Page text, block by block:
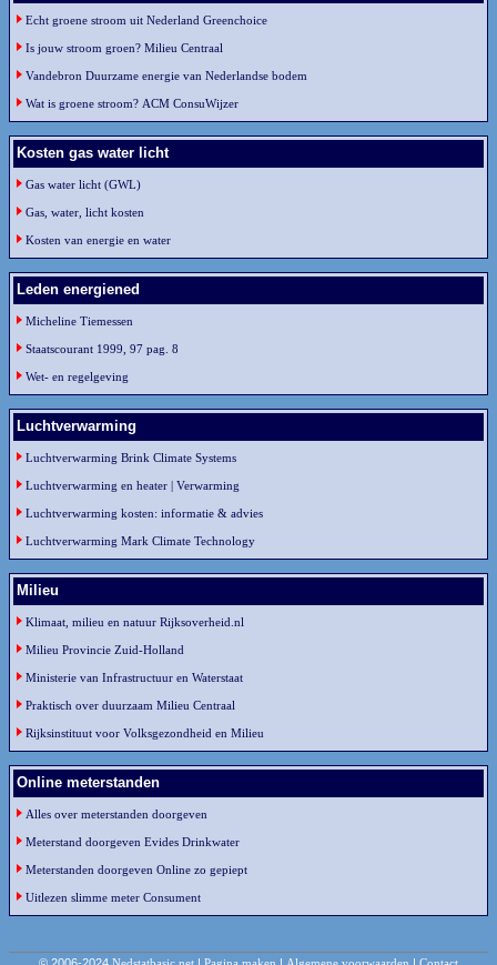
Echt groene stroom uit Nederland Greenchoice
Is jouw stroom groen? Milieu Centraal
Vandebron Duurzame energie van Nederlandse bodem
Wat is groene stroom? ACM ConsuWijzer
Kosten gas water licht
Gas water licht (GWL)
Gas, water, licht kosten
Kosten van energie en water
Leden energiened
Micheline Tiemessen
Staatscourant 1999, 97 pag. 8
Wet- en regelgeving
Luchtverwarming
Luchtverwarming Brink Climate Systems
Luchtverwarming en heater | Verwarming
Luchtverwarming kosten: informatie & advies
Luchtverwarming Mark Climate Technology
Milieu
Klimaat, milieu en natuur Rijksoverheid.nl
Milieu Provincie Zuid-Holland
Ministerie van Infrastructuur en Waterstaat
Praktisch over duurzaam Milieu Centraal
Rijksinstituut voor Volksgezondheid en Milieu
Online meterstanden
Alles over meterstanden doorgeven
Meterstand doorgeven Evides Drinkwater
Meterstanden doorgeven Online zo gepiept
Uitlezen slimme meter Consument